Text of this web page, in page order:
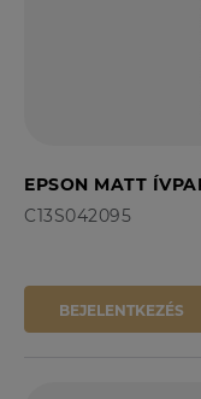
EPSON MATT
C13S042095
BEJELENTKEZÉS